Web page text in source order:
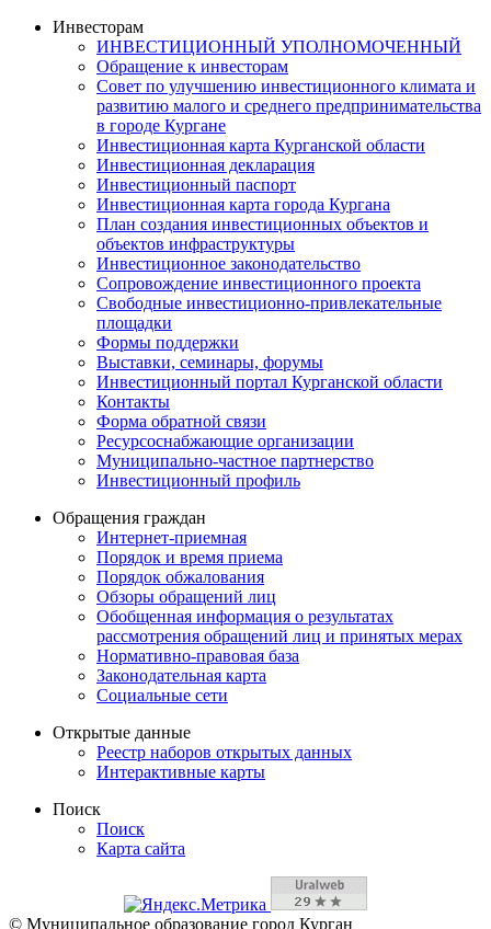
Инвесторам
ИНВЕСТИЦИОННЫЙ УПОЛНОМОЧЕННЫЙ
Обращение к инвесторам
Совет по улучшению инвестиционного климата и
развитию малого и среднего предпринимательства
в городе Кургане
Инвестиционная карта Курганской области
Инвестиционная декларация
Инвестиционный паспорт
Инвестиционная карта города Кургана
План создания инвестиционных объектов и
объектов инфраструктуры
Инвестиционное законодательство
Сопровождение инвестиционного проекта
Свободные инвестиционно-привлекательные
площадки
Формы поддержки
Выставки, семинары, форумы
Инвестиционный портал Курганской области
Контакты
Форма обратной связи
Ресурсоснабжающие организации
Муниципально-частное партнерство
Инвестиционный профиль
Обращения граждан
Интернет-приемная
Порядок и время приема
Порядок обжалования
Обзоры обращений лиц
Обобщенная информация о результатах
рассмотрения обращений лиц и принятых мерах
Нормативно-правовая база
Законодательная карта
Социальные сети
Открытые данные
Реестр наборов открытых данных
Интерактивные карты
Поиск
Поиск
Карта сайта
© Муниципальное образование город Курган